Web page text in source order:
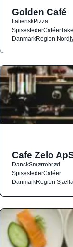
Golden Café
ItalienskPizza
SpisestederCaféer
DanmarkRegion
Cafe Zelo
DanskSmørrebrød
SpisestederCaféer
DanmarkRegion